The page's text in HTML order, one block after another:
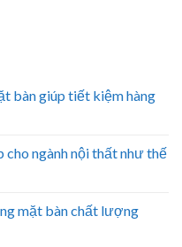
bàn giúp tiết kiệm hàng
cho ngành nội thất như thế
mặt bàn chất lượng